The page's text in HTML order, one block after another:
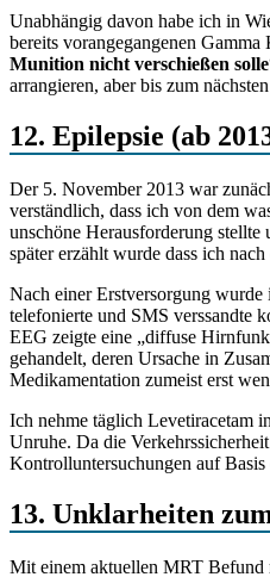
Unabhängig davon habe ich in
bereits vorangegangenen
Munition nicht verschießen solle
arrangieren, aber bis zum
12. Epilepsie (ab
Der 5. November 2013 war
verständlich, dass ich von dem
unschöne Herausforderung
später erzählt wurde dass ich
Nach einer Erstversorgung
telefonierte und SMS verssandte
EEG zeigte eine „diffuse
gehandelt, deren Ursache in
Medikamentation zumeist erst
Ich nehme täglich Levetiracetam
Unruhe. Da die
Kontrolluntersuchungen auf
13. Unklarheiten
Mit einem aktuellen MRT Befund